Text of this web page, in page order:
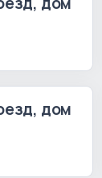
дом